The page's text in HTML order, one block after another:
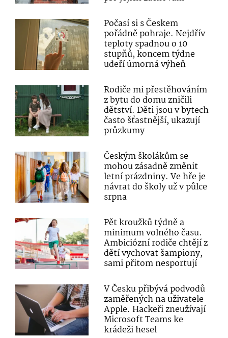
Počasí si s Českem
pořádně pohraje. Nejdřív
teploty spadnou o 10
stupňů, koncem týdne
udeří úmorná výheň
Rodiče mi přestěhováním
z bytu do domu zničili
dětství. Děti jsou v bytech
často šťastnější, ukazují
průzkumy
Českým školákům se
mohou zásadně změnit
letní prázdniny. Ve hře je
návrat do školy už v půlce
srpna
Pět kroužků týdně a
minimum volného času.
Ambiciózní rodiče chtějí z
dětí vychovat šampiony,
sami přitom nesportují
V Česku přibývá podvodů
zaměřených na uživatele
Apple. Hackeři zneužívají
Microsoft Teams ke
krádeži hesel